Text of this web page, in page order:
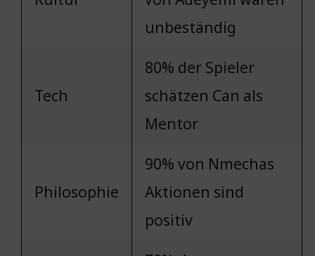
unbeständig
Tech
80% der Spieler
schätzen Can als
Mentor
Philosophie
90% von Nmechas
Aktionen sind
positiv